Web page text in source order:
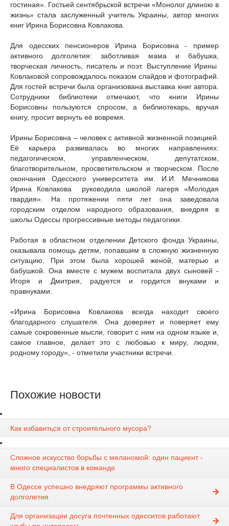
гостиная». Гостьей сентябрьской встречи «Монолог длиною в
жизнь» стала заслуженный учитель Украины, автор многих
книг Ирина Борисовна Ковлакова.
Для одесских пенсионеров Ирина Борисовна - пример
активного долголетия: заботливая мама и бабушка,
творческая личность, писатель и поэт. Выступление Ирины
Ковлаковой сопровождалось показом слайдов и фотографий.
Для гостей встречи была организована выставка книг автора.
Сотрудники библиотеки отмечают, что книги Ирины
Борисовны пользуются спросом, а библиотекарь, вручая
книгу, просит вернуть её вовремя.
Ирины Борисовна – человек с активной жизненной позицией.
Её карьера развивалась во многих направлениях:
педагогическом, управленческом, депутатском,
благотворительном, просветительском и творческом. После
окончания Одесского университета им. И.И. Мечникова
Ирина Ковлакова руководила школой лагеря «Молодая
гвардия». На протяжении пяти лет она заведовала
городским отделом народного образования, внедряя в
школы Одессы прогрессивные методы педагогики.
Работая в областном отделении Детского фонда Украины,
оказывала помощь детям, попавшим в сложную жизненную
ситуацию. При этом была хорошей женой, матерью и
бабушкой. Она вместе с мужем воспитала двух сыновей -
Игоря и Дмитрия, радуется и гордится внуками и
правнуками.
«Ирина Борисовна Ковлакова всегда находит своего
благодарного слушателя. Она доверяет и поверяет ему
самые сокровенные мысли, говорит с ним на одном языке и,
самое главное, делает это с любовью к миру, людям,
родному городу», - отметили участники встречи.
Похожие новости
Как избавиться от строительного мусора?
Сложное искусство борьбы с меланомой: один пациент -
много специалистов в команде
В Одессе успешно внедряют программы активного
долголетия
Для организации досуга почтенных одесситов работают